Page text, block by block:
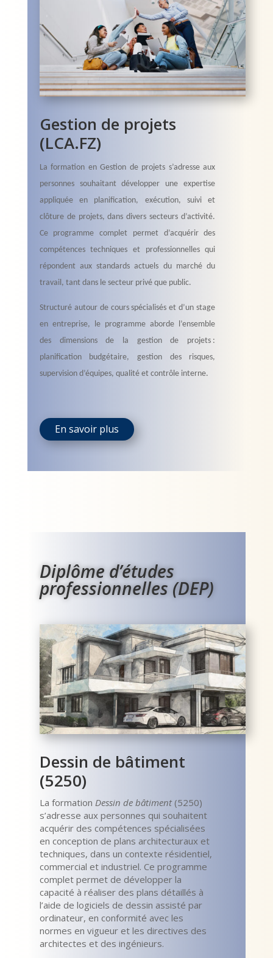
Gestion de projets
(LCA.FZ)
La formation en Gestion de projets s’adresse aux
personnes souhaitant développer une expertise
appliquée en planification, exécution, suivi et
clôture de projets, dans divers secteurs d’activité.
Ce programme complet permet d’acquérir des
compétences techniques et professionnelles qui
répondent aux standards actuels du marché du
travail, tant dans le secteur privé que public.
Structuré autour de cours spécialisés et d’un stage
en entreprise, le programme aborde l’ensemble
des dimensions de la gestion de projets :
planification budgétaire, gestion des risques,
supervision d’équipes, qualité et contrôle interne.
En savoir plus
Diplôme d’études
professionnelles (DEP)
Dessin de bâtiment
(5250)
La formation Dessin de bâtiment(5250)
s’adresse aux personnes qui souhaitent
acquérir des compétences spécialisées
en conception de plans architecturaux et
techniques, dans un contexte résidentiel,
commercial et industriel. Ce programme
complet permet de développer la
capacité à réaliser des plans détaillés à
l’aide de logiciels de dessin assisté par
ordinateur, en conformité avec les
normes en vigueur et les directives des
architectes et des ingénieurs.